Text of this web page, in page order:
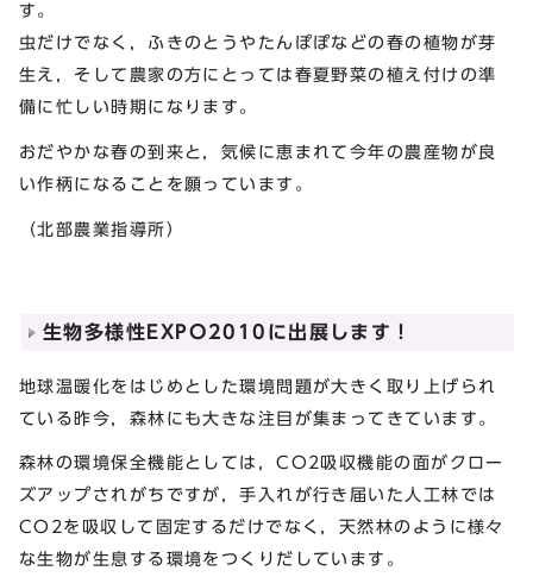
す。
虫だけでなく，ふきのとうやたんぽぽなどの春の植物が芽
生え，そして農家の方にとっては春夏野菜の植え付けの準
備に忙しい時期になります。
おだやかな春の到来と，気候に恵まれて今年の農産物が良
い作柄になることを願っています。
（北部農業指導所）
生物多様性EXPO2010に出展します！
地球温暖化をはじめとした環境問題が大きく取り上げられ
ている昨今，森林にも大きな注目が集まってきています。
森林の環境保全機能としては，CO2吸収機能の面がクロー
ズアップされがちですが，手入れが行き届いた人工林では
CO2を吸収して固定するだけでなく，天然林のように様々
な生物が生息する環境をつくりだしています。